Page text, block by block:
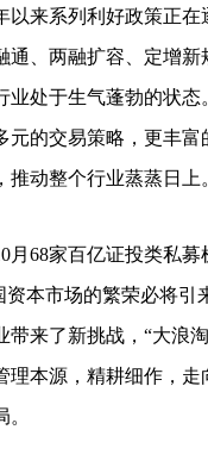
来系列利好政策正在
通、两融扩容、定增
业处于生气蓬勃的状
元的交易策略，更丰
动整个行业蒸蒸日上
68家百亿证投类私募
资本市场的繁荣必将引
带来了新挑战，“大浪
理本源，精耕细作，